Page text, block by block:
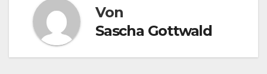
Von
Sascha Gottwald